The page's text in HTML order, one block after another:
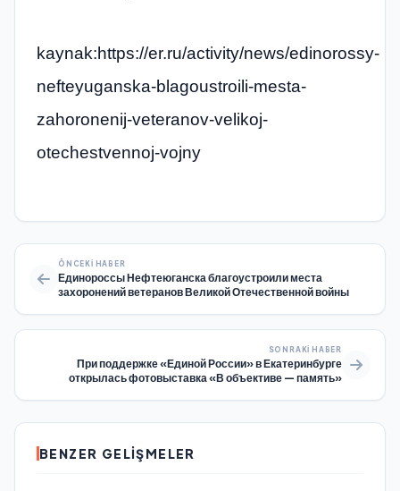
kaynak:https://er.ru/activity/news/edinorossy-
nefteyuganska-blagoustroili-mesta-
zahoronenij-veteranov-velikoj-
otechestvennoj-vojny
ÖNCEKI HABER
Единороссы Нефтеюганска благоустроили места
захоронений ветеранов Великой Отечественной войны
SONRAKI HABER
При поддержке «Единой России» в Екатеринбурге
открылась фотовыставка «В объективе — память»
BENZER GELIŞMELER